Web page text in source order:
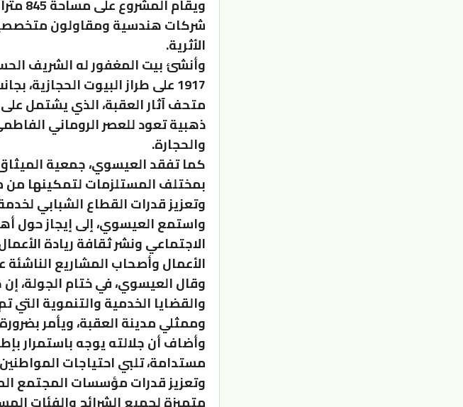
شركات هندسية ومقاولون
الأثرية.
وأنشئ بيت المغفور له الشريف
1917 على طراز البيوت الحجازية،
متحف آثار العقبة، الذي يشتمل
ذهبية تعود للعصر الروماني
والحجارة.
كما تفقد العيسوي، جمعية
بمختلف المستلزمات لتمكينها
وتعزيز قدرات القطاع الشبابي
واستمع العيسوي، إلى إيجاز حول
الاجتماعي ونشر ثقافة ريادة
الأعمال وأصحاب المشاريع
وقال العيسوي، في ختام الجولة،
والقضايا الخدمية والتنموية التي
وممثلي مدينة العقبة، ويأمر
وأضاف أن جلالته يوجه باستمرار
مستدامة، تلبي احتياجات
وتعزيز قدرات مؤسسات المجتمع
متميزة لجميع الشرائح والفئات